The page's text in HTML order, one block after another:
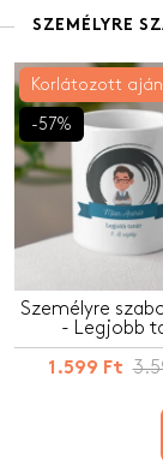
SZEMÉLYRE
Korlátozott
-57%
Személyre
- Legjobb
1.599 Ft